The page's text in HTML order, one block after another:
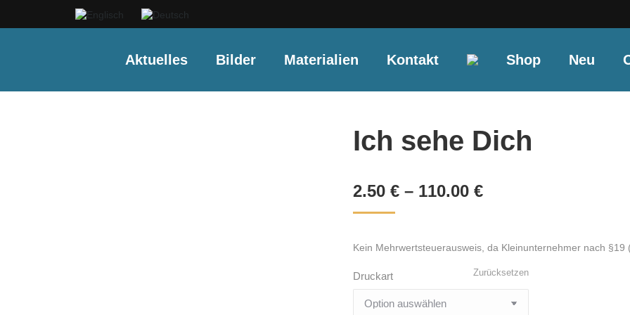
Aktuelles Bilder Materialien Kontakt Shop Neu
Ich sehe Dich
2.50 € – 110.00 €
Kein Mehrwertsteuerausweis, da Kleinunternehmer nach §19
Druckart Zurücksetzen